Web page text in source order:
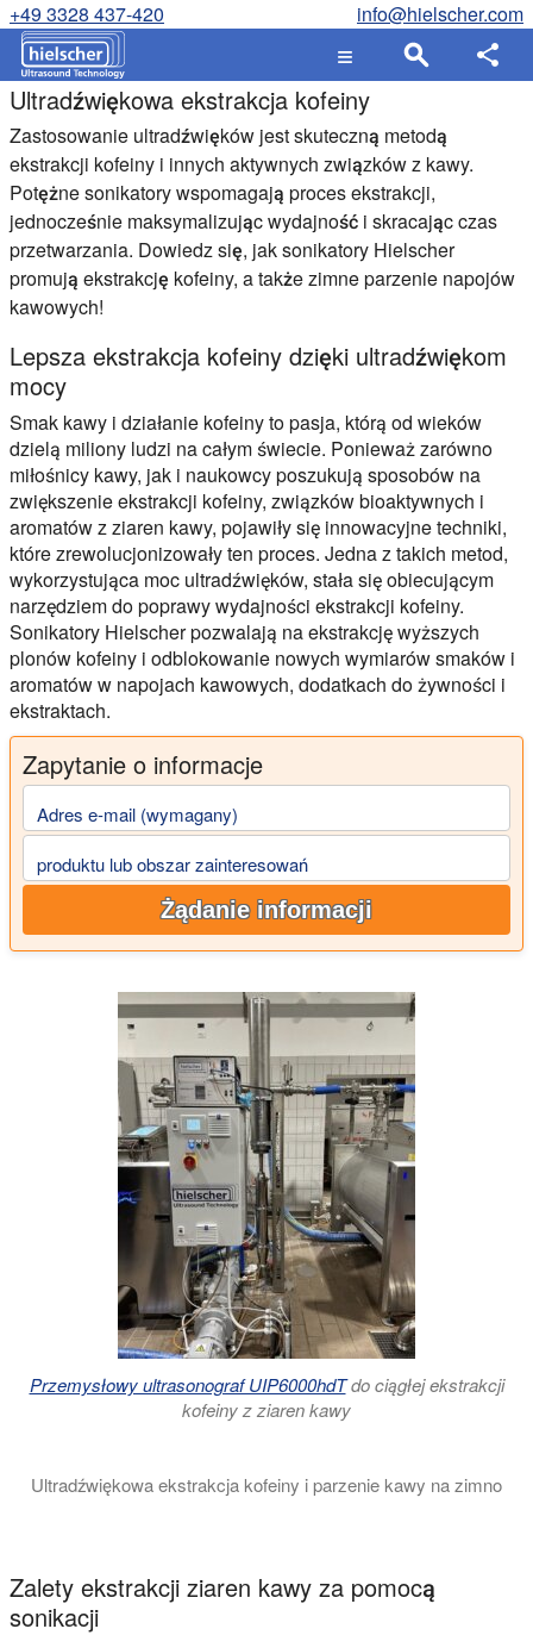
+49 3328 437-420 info@hielscher.com
Ultradźwiękowa ekstrakcja kofeiny
Zastosowanie ultradźwięków jest skuteczną metodą
ekstrakcji kofeiny i innych aktywnych związków z kawy.
Potężne sonikatory wspomagają proces ekstrakcji,
jednocześnie maksymalizując wydajność i skracając czas
przetwarzania. Dowiedz się, jak sonikatory Hielscher
promują ekstrakcję kofeiny, a także zimne parzenie napojów
kawowych!
Lepsza ekstrakcja kofeiny dzięki ultradźwiękom
mocy
Smak kawy i działanie kofeiny to pasja, którą od wieków
dzielą miliony ludzi na całym świecie. Ponieważ zarówno
miłośnicy kawy, jak i naukowcy poszukują sposobów na
zwiększenie ekstrakcji kofeiny, związków bioaktywnych i
aromatów z ziaren kawy, pojawiły się innowacyjne techniki,
które zrewolucjonizowały ten proces. Jedna z takich metod,
wykorzystująca moc ultradźwięków, stała się obiecującym
narzędziem do poprawy wydajności ekstrakcji kofeiny.
Sonikatory Hielscher pozwalają na ekstrakcję wyższych
plonów kofeiny i odblokowanie nowych wymiarów smaków i
aromatów w napojach kawowych, dodatkach do żywności i
ekstraktach.
Zapytanie o informacje
Adres e-mail (wymagany)
produktu lub obszar zainteresowań
Żądanie informacji
Przemysłowy ultrasonograf UIP6000hdTdo ciągłej ekstrakcji
kofeiny z ziaren kawy
Ultradźwiękowa ekstrakcja kofeiny i parzenie kawy na zimno
Zalety ekstrakcji ziaren kawy za pomocą
sonikacji